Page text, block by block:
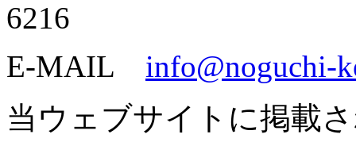
6216
E-MAIL info@noguchi-
当ウェブサイトに掲載